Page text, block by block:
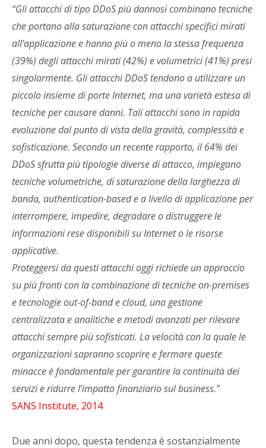
“Gli attacchi di tipo DDoS più dannosi combinano tecniche
che portano alla saturazione con attacchi specifici mirati
all’applicazione e hanno più o meno la stessa frequenza
(39%) degli attacchi mirati (42%) e volumetrici (41%) presi
singolarmente. Gli attacchi DDoS tendono a utilizzare un
piccolo insieme di porte Internet, ma una varietà estesa di
tecniche per causare danni. Tali attacchi sono in rapida
evoluzione dal punto di vista della gravità, complessità e
sofisticazione. Secondo un recente rapporto, il 64% dei
DDoS sfrutta più tipologie diverse di attacco, impiegano
tecniche volumetriche, di saturazione della larghezza di
banda, authentication-based e a livello di applicazione per
interrompere, impedire, degradare o distruggere le
informazioni rese disponibili su Internet o le risorse
applicative.
Proteggersi da questi attacchi oggi richiede un approccio
su più fronti con la combinazione di tecniche on-premises
e tecnologie out-of-band e cloud, una gestione
centralizzata e analitiche e metodi avanzati per rilevare
attacchi sempre più sofisticati. La velocità con la quale le
organizzazioni sapranno scoprire e fermare queste
minacce è fondamentale per garantire la continuità dei
servizi e ridurre l’impatto finanziario sul business.”
SANS Institute, 2014
Due anni dopo, questa tendenza è sostanzialmente